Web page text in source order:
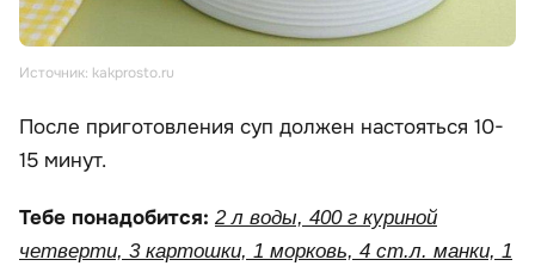
Источник: kakprosto.ru
После приготовления суп должен настояться 10-
15 минут.
Тебе понадобится: 2 л воды, 400 г куриной
четверти, 3 картошки, 1 морковь, 4 ст.л. манки, 1